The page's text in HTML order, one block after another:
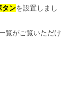
タンを設置しまし
覧がご覧いただけ